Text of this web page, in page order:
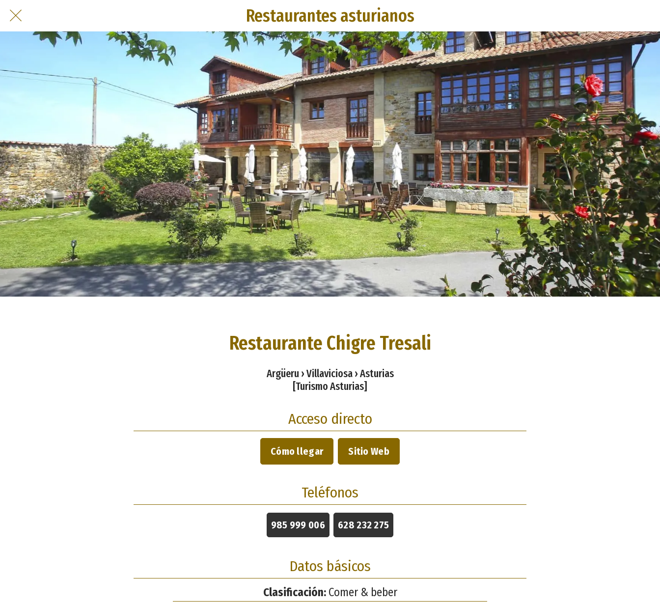
Restaurantes asturianos
Restaurante Chigre Tresali
Argüeru › Villaviciosa › Asturias
[Turismo Asturias]
Acceso directo
Cómo llegar Sitio Web
Teléfonos
985 999 006 628 232 275
Datos básicos
Clasificación:Comer & beber